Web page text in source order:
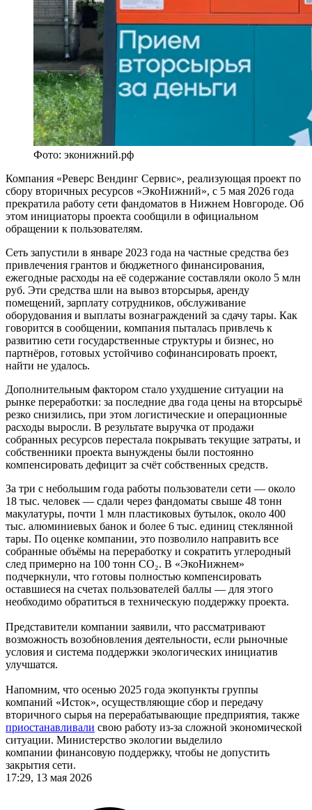
Фото: эконижний.рф
Компания «Реверс Вендинг Сервис», реализующая проект по
сбору вторичных ресурсов «ЭкоНижний», с 5 мая 2026 года
прекратила работу сети фандоматов в Нижнем Новгороде. Об
этом инициаторы проекта сообщили в официальном
обращении к пользователям.
Сеть запустили в январе 2023 года на частные средства без
привлечения грантов и бюджетного финансирования,
ежегодные расходы на её содержание составляли около 5 млн
руб. Эти средства шли на вывоз вторсырья, аренду
помещений, зарплату сотрудников, обслуживание
оборудования и выплаты вознаграждений за сдачу тары. Как
говорится в сообщении, компания пыталась привлечь к
развитию сети государственные структуры и бизнес, но
партнёров, готовых устойчиво софинансировать проект,
найти не удалось.
Дополнительным фактором стало ухудшение ситуации на
рынке переработки: за последние два года цены на вторсырьё
резко снизились, при этом логистические и операционные
расходы выросли. В результате выручка от продажи
собранных ресурсов перестала покрывать текущие затраты, и
собственники проекта вынуждены были постоянно
компенсировать дефицит за счёт собственных средств.
За три с небольшим года работы пользователи сети — около
18 тыс. человек — сдали через фандоматы свыше 48 тонн
макулатуры, почти 1 млн пластиковых бутылок, около 400
тыс. алюминиевых банок и более 6 тыс. единиц стеклянной
тары. По оценке компании, это позволило направить все
собранные объёмы на переработку и сократить углеродный
след примерно на 100 тонн CO₂. В «ЭкоНижнем»
подчеркнули, что готовы полностью компенсировать
оставшиеся на счетах пользователей баллы — для этого
необходимо обратиться в техническую поддержку проекта.
Представители компании заявили, что рассматривают
возможность возобновления деятельности, если рыночные
условия и система поддержки экологических инициатив
улучшатся.
Напомним, что осенью 2025 года экопункты группы
компаний «Исток», осуществляющие сбор и передачу
вторичного сырья на перерабатывающие предприятия, также
приостанавливали свою работу из-за сложной экономической
ситуации. Министерство экологии выделило
компании финансовую поддержку, чтобы не допустить
закрытия сети.
17:29, 13 мая 2026